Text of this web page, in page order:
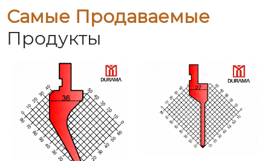
Самые Продаваемые
Продукты